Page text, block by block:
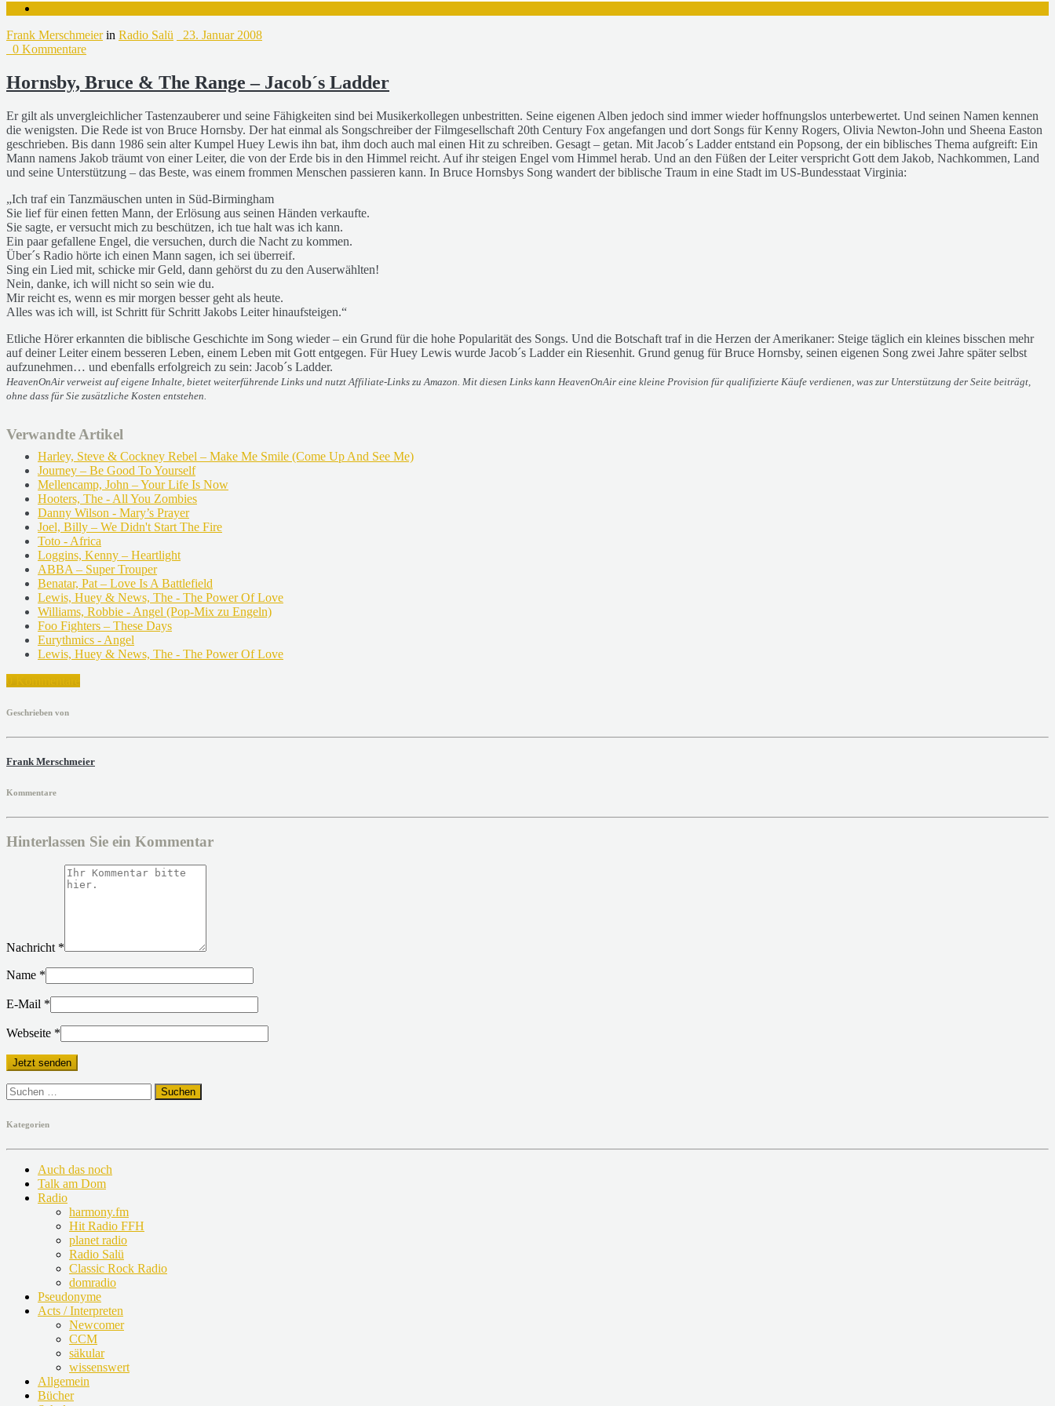
Frank Merschmeierin Radio Salü
23. Januar 2008
0 Kommentare
Hornsby, Bruce & The Range – Jacob´s Ladder
Er gilt als unvergleichlicher Tastenzauberer und seine Fähigkeiten sind bei Musikerkollegen unbestritten. Seine eigenen Alben jedoch sind immer wieder hoffnungslos unterbewertet. Und seinen Namen kennen
die wenigsten. Die Rede ist von Bruce Hornsby. Der hat einmal als Songschreiber der Filmgesellschaft 20th Century Fox angefangen und dort Songs für Kenny Rogers, Olivia Newton-John und Sheena Easton
geschrieben. Bis dann 1986 sein alter Kumpel Huey Lewis ihn bat, ihm doch auch mal einen Hit zu schreiben. Gesagt – getan. Mit Jacob´s Ladder entstand ein Popsong, der ein biblisches Thema aufgreift: Ein
Mann namens Jakob träumt von einer Leiter, die von der Erde bis in den Himmel reicht. Auf ihr steigen Engel vom Himmel herab. Und an den Füßen der Leiter verspricht Gott dem Jakob, Nachkommen, Land
und seine Unterstützung – das Beste, was einem frommen Menschen passieren kann. In Bruce Hornsbys Song wandert der biblische Traum in eine Stadt im US-Bundesstaat Virginia:
„Ich traf ein Tanzmäuschen unten in Süd-Birmingham
Sie lief für einen fetten Mann, der Erlösung aus seinen Händen verkaufte.
Sie sagte, er versucht mich zu beschützen, ich tue halt was ich kann.
Ein paar gefallene Engel, die versuchen, durch die Nacht zu kommen.
Über´s Radio hörte ich einen Mann sagen, ich sei überreif.
Sing ein Lied mit, schicke mir Geld, dann gehörst du zu den Auserwählten!
Nein, danke, ich will nicht so sein wie du.
Mir reicht es, wenn es mir morgen besser geht als heute.
Alles was ich will, ist Schritt für Schritt Jakobs Leiter hinaufsteigen.“
Etliche Hörer erkannten die biblische Geschichte im Song wieder – ein Grund für die hohe Popularität des Songs. Und die Botschaft traf in die Herzen der Amerikaner: Steige täglich ein kleines bisschen mehr
auf deiner Leiter einem besseren Leben, einem Leben mit Gott entgegen. Für Huey Lewis wurde Jacob´s Ladder ein Riesenhit. Grund genug für Bruce Hornsby, seinen eigenen Song zwei Jahre später selbst
aufzunehmen… und ebenfalls erfolgreich zu sein: Jacob´s Ladder.
HeavenOnAir verweist auf eigene Inhalte, bietet weiterführende Links und nutzt Affiliate-Links zu Amazon. Mit diesen Links kann HeavenOnAir eine kleine Provision für qualifizierte Käufe verdienen, was zur Unterstützung der Seite beiträgt,
ohne dass für Sie zusätzliche Kosten entstehen.
Verwandte Artikel
Harley, Steve & Cockney Rebel – Make Me Smile (Come Up And See Me)
Journey – Be Good To Yourself
Mellencamp, John – Your Life Is Now
Hooters, The - All You Zombies
Danny Wilson - Mary’s Prayer
Joel, Billy – We Didn't Start The Fire
Toto - Africa
Loggins, Kenny – Heartlight
ABBA – Super Trouper
Benatar, Pat – Love Is A Battlefield
Lewis, Huey & News, The - The Power Of Love
Williams, Robbie - Angel (Pop-Mix zu Engeln)
Foo Fighters – These Days
Eurythmics - Angel
Lewis, Huey & News, The - The Power Of Love
Geschrieben von
Frank Merschmeier
Kommentare
Hinterlassen Sie ein Kommentar
Nachricht *
Name *
E-Mail *
Webseite *
Suchen
nach:
Kategorien
Auch das noch
Talk am Dom
Radio
harmony.fm
Hit Radio FFH
planet radio
Radio Salü
Classic Rock Radio
domradio
Pseudonyme
Acts / Interpreten
Newcomer
CCM
säkular
wissenswert
Allgemein
Bücher